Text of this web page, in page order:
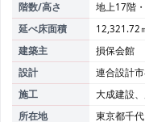
階数/高さ
地上17階
延べ床面積
12,321.72
建築主
損保会館
設計
連合設計
施工
大成建設
所在地
東京都千